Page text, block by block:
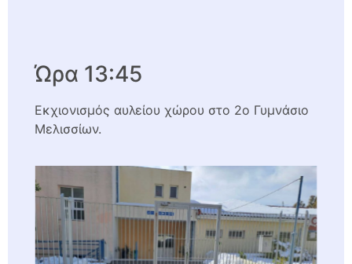
Ώρα 13:45
Εκχιονισμός αυλείου χώρου στο 2ο Γυμνάσιο
Μελισσίων.